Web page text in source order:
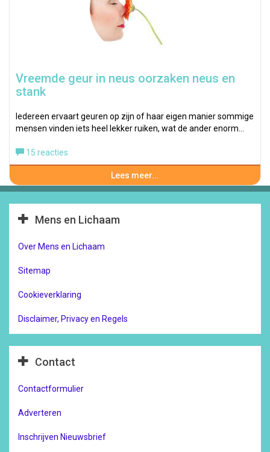
Vreemde geur in neus oorzaken neus en
stank
Iedereen ervaart geuren op zijn of haar eigen manier sommige
mensen vinden iets heel lekker ruiken, wat de ander enorm…
15 reacties
Lees meer...
Mens en Lichaam
Over Mens en Lichaam
Sitemap
Cookieverklaring
Disclaimer, Privacy en Regels
Contact
Contactformulier
Adverteren
Inschrijven Nieuwsbrief